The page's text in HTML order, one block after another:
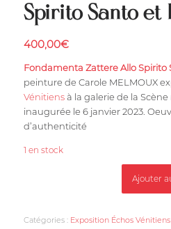
Spirito Santo et
400,00€
Fondamenta Zattere Allo Spirito
peinture de Carole MELMOUX
Vénitiensà la galerie de la Scène
inaugurée le 6 janvier 2023.
d’authenticité
1 en stock
Ajouter
Catégories : Exposition Échos